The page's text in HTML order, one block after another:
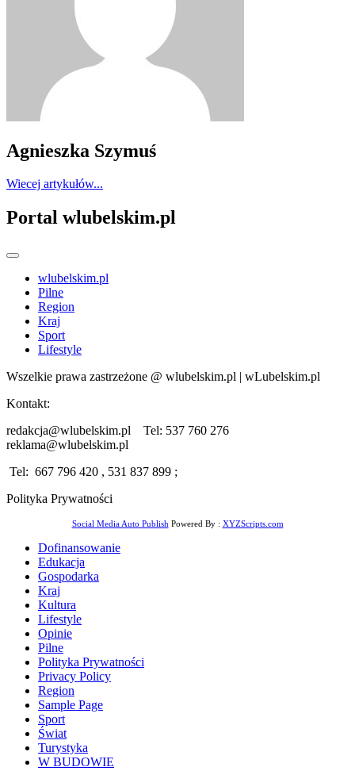
Agnieszka Szymuś
Wiecej artykułów...
Portal wlubelskim.pl
wlubelskim.pl
Pilne
Region
Kraj
Sport
Lifestyle
Wszelkie prawa zastrzeżone @ wlubelskim.pl | wLubelskim.pl
Kontakt:
redakcja@wlubelskim.pl Tel: 537 760 276
reklama@wlubelskim.pl
Tel: 667 796 420 , 531 837 899 ;
Polityka Prywatności
Social Media Auto Publish Powered By : XYZScripts.com
Dofinansowanie
Edukacja
Gospodarka
Kraj
Kultura
Lifestyle
Opinie
Pilne
Polityka Prywatności
Privacy Policy
Region
Sample Page
Sport
Świat
Turystyka
W BUDOWIE